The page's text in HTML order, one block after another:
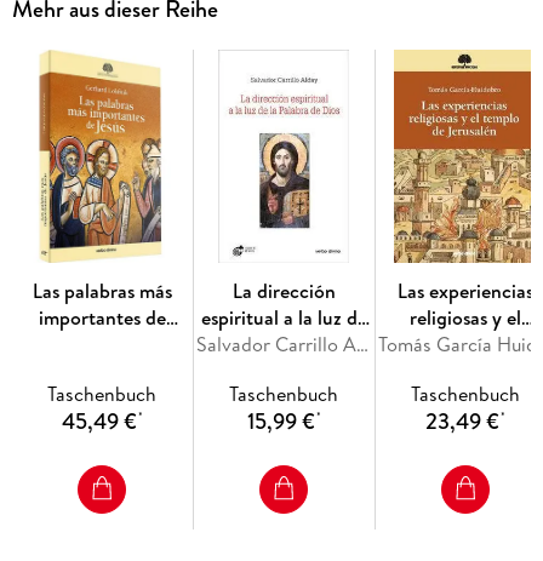
Mehr aus dieser Reihe
Las palabras más
importantes de
Taschenbuch
45,49 €*
La dirección
espiritual a la luz de
la palabra de DiosSalvador Carrillo Alday
Taschenbuch
15,99 €*
Las experiencias
religiosas y el
templo de
Taschenbuch
23,49 €*